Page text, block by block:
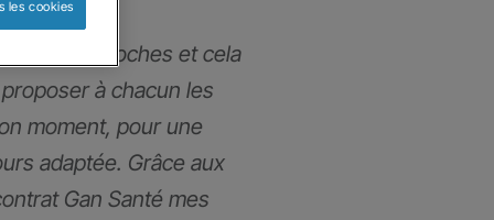
très proches et cela
à chacun les
moment, pour une
adaptée. Grâce aux
Gan Santé mes
les cookies